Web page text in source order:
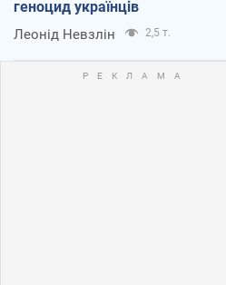
геноцид українців
Леонід Невзлін 2,5 т.